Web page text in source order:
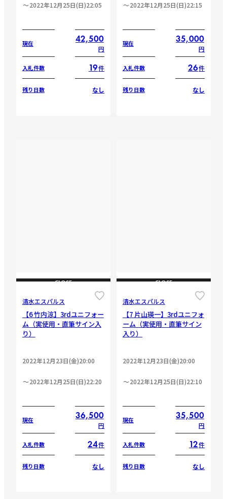
2022年12月25日(日)22:05
現在 42,500
円
入札件数 19件
残り日数 なし
2022年12月25日(日)22:15
現在 35,000
円
入札件数 26件
残り日数 なし
CLOSE
清水エスパルス
【6 竹内涼】3rdユニフォー
ム（実使用・直筆サイン入
り）
2022年12月23日(金)20:00
2022年12月25日(日)22:20
現在 36,500
円
入札件数 24件
残り日数 なし
CLOSE
清水エスパルス
【7 片山瑛一】3rdユニフォ
ーム（実使用・直筆サイン
入り）
2022年12月23日(金)20:00
2022年12月25日(日)22:10
現在 35,500
円
入札件数 12件
残り日数 なし